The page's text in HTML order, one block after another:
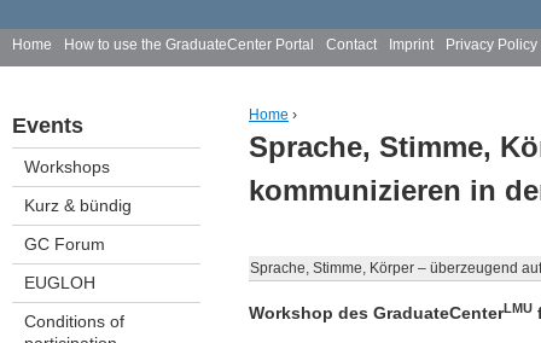
Events
Workshops
Kurz & bündig
GC Forum
EUGLOH
Conditions of
You are here
Home ›
Sprache, Stimme,
kommunizieren in
Sprache, Stimme, Körper – überzeugend
Workshop des GraduateCenterLMU
M
i
m
e
n
Home How to use the GraduateCenter Portal Contact Imprint Privacy Policy